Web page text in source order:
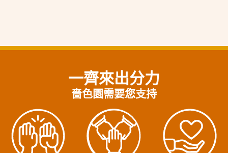
一齊來出分力
嗇色園需要您支持